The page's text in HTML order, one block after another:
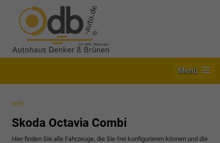
Menü
info
Skoda Octavia Combi
Hier finden Sie alle Fahrzeuge, die Sie frei konfigurieren können und die